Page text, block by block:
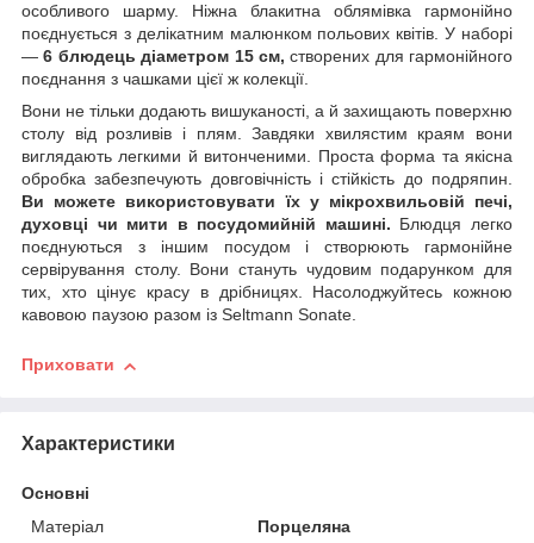
особливого шарму. Ніжна блакитна облямівка гармонійно
поєднується з делікатним малюнком польових квітів. У наборі
— 6 блюдець діаметром 15 см,створених для гармонійного
поєднання з чашками цієї ж колекції.
Вони не тільки додають вишуканості, а й захищають поверхню
столу від розливів і плям. Завдяки хвилястим краям вони
виглядають легкими й витонченими. Проста форма та якісна
обробка забезпечують довговічність і стійкість до подряпин.
Ви можете використовувати їх у мікрохвильовій печі,
духовці чи мити в посудомийній машині. Блюдця легко
поєднуються з іншим посудом і створюють гармонійне
сервірування столу. Вони стануть чудовим подарунком для
тих, хто цінує красу в дрібницях. Насолоджуйтесь кожною
кавовою паузою разом із Seltmann Sonate.
Приховати
Характеристики
Основні
Матеріал
Порцеляна